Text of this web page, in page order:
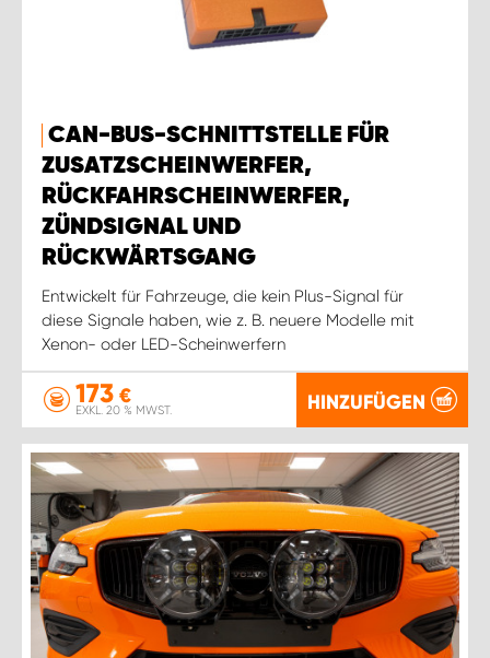
CAN-BUS-SCHNITTSTELLE FÜR
ZUSATZSCHEINWERFER,
RÜCKFAHRSCHEINWERFER,
ZÜNDSIGNAL UND
RÜCKWÄRTSGANG
Entwickelt für Fahrzeuge, die kein Plus-Signal für
diese Signale haben, wie z. B. neuere Modelle mit
Xenon- oder LED-Scheinwerfern
173 €
EXKL. 20 % MWST. HINZUFÜGEN